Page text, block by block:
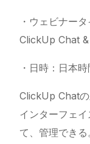
・ウェビナー
ClickUp Chat
・日時：日本
ClickUp Chat
インターフェ
て、管理でき